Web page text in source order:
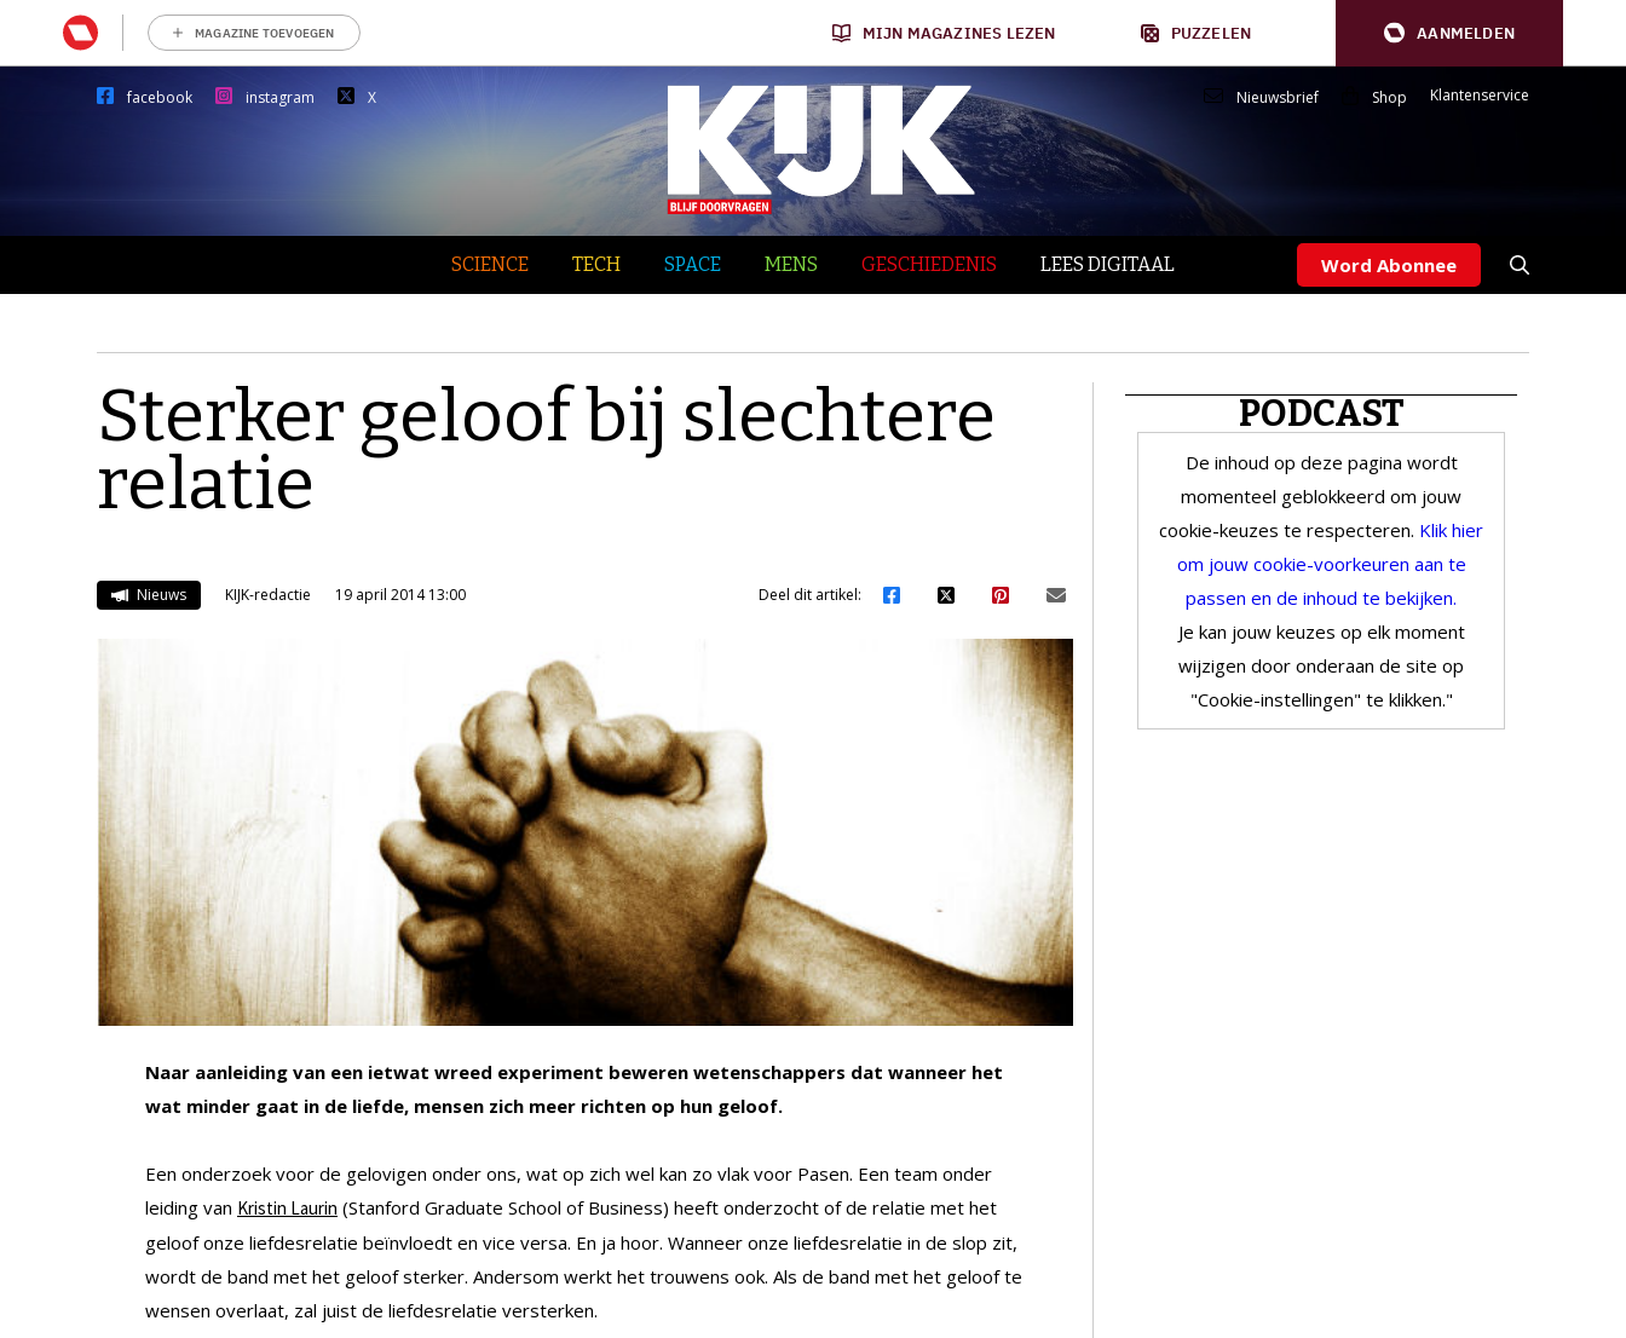
MAGAZINE TOEVOEGEN MIJN MAGAZINES LEZEN PUZZELEN AANMELDEN
facebook instagram X Nieuwsbrief Shop Klantenservice
SCIENCE TECH SPACE MENS GESCHIEDENIS LEES DIGITAAL Word Abonnee
Sterker geloof bij slechtere
relatie
Nieuws KIJK-redactie 19 april 2014 13:00 Deel dit artikel:
Naar aanleiding van een ietwat wreed experiment beweren wetenschappers dat wanneer het
wat minder gaat in de liefde, mensen zich meer richten op hun geloof.
Een onderzoek voor de gelovigen onder ons, wat op zich wel kan zo vlak voor Pasen. Een team onder
leiding van Kristin Laurin (Stanford Graduate School of Business) heeft onderzocht of de relatie met het
geloof onze liefdesrelatie beïnvloedt en vice versa. En ja hoor. Wanneer onze liefdesrelatie in de slop zit,
wordt de band met het geloof sterker. Andersom werkt het trouwens ook. Als de band met het geloof te
wensen overlaat, zal juist de liefdesrelatie versterken.
PODCAST
De inhoud op deze pagina wordt
momenteel geblokkeerd om jouw
cookie-keuzes te respecteren. Klik hier
om jouw cookie-voorkeuren aan te
passen en de inhoud te bekijken.
Je kan jouw keuzes op elk moment
wijzigen door onderaan de site op
"Cookie-instellingen" te klikken."